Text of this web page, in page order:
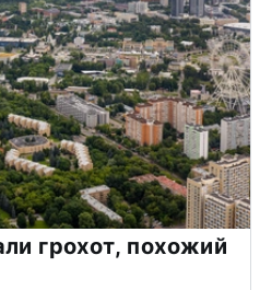
грохот, похожий